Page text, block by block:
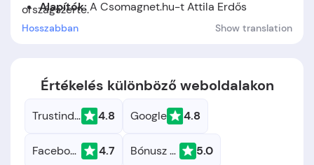
országszerte.
Alapítók:A Csomagnet.hu-t Attila Erdős
alapította.
Hosszabban Show translation
Értékelés különböző weboldalakon
Trustindex 4.8 Google 4.8
Facebook 4.7 Bónusz Brigád 5.0